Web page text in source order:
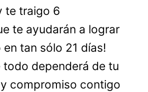
te traigo 6
te ayudarán a lograr
tan sólo 21 días!
todo dependerá de tu
compromiso contigo